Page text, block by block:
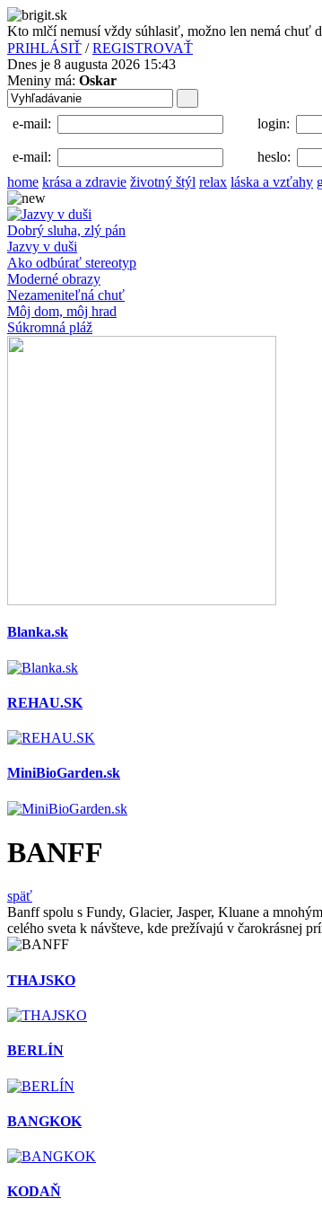
Kto mlčí nemusí vždy súhlasiť, možno len nemá chuť
PRIHLÁSIŤ /REGISTROVAŤ
Dnes je 8 augusta 2026 15:43
Meniny má: Oskar
e-mail: login:
e-mail:
heslo:
home krása a zdravie životný štýl relax láska a vzťahy
Dobrý sluha, zlý pán
Jazvy v duši
Ako odbúrať stereotyp
Moderné obrazy
Nezameniteľná chuť
Môj dom, môj hrad
Súkromná pláž
Blanka.sk
REHAU.SK
MiniBioGarden.sk
BANFF
späť
Banff spolu s Fundy, Glacier, Jasper, Kluane a
celého sveta k návšteve, kde prežívajú v čarokrásnej
THAJSKO
BERLÍN
BANGKOK
KODAŇ